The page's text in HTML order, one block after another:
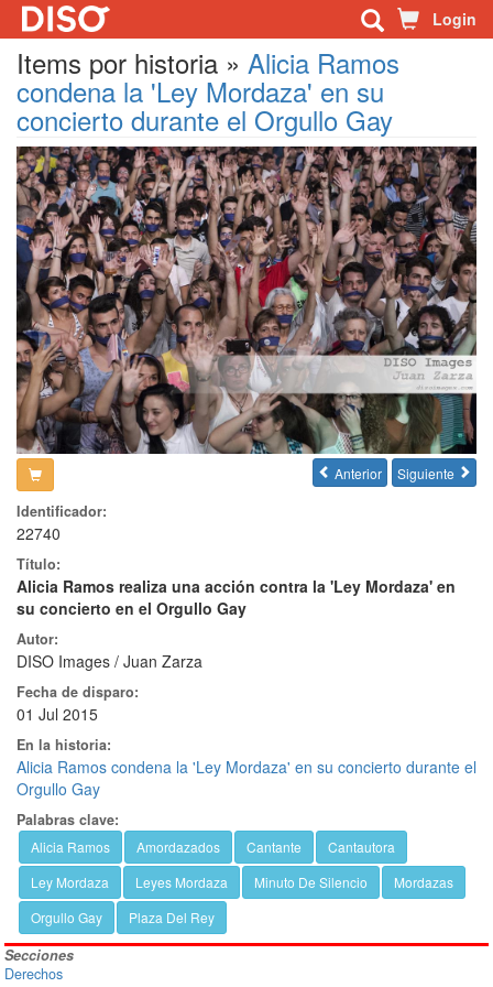
Login
Items por historia » Alicia Ramos
condena la 'Ley Mordaza' en su
concierto durante el Orgullo Gay
 Anterior Siguiente 
Identificador:
22740
Título:
Alicia Ramos realiza una acción contra la 'Ley Mordaza' en
su concierto en el Orgullo Gay
Autor:
DISO Images / Juan Zarza
Fecha de disparo:
01 Jul 2015
En la historia:
Alicia Ramos condena la 'Ley Mordaza' en su concierto durante el
Orgullo Gay
Palabras clave:
Alicia Ramos Amordazados Cantante
Cantautora
Ley Mordaza
Leyes Mordaza Minuto De Silencio
Mordazas
Orgullo Gay
Plaza Del Rey
Secciones
Derechos